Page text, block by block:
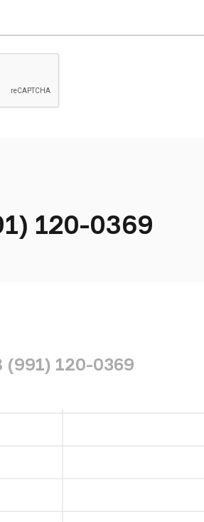
120-0369
(991) 120-0369